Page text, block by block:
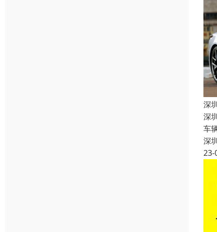
深
深
车
深
23-